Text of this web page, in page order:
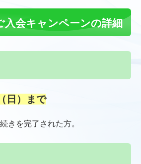
入会キャンペーンの詳細
日）まで
きを完了された方。